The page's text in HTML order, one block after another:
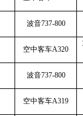
波音737-800
空中客车A320
波音737-800
空中客车A319